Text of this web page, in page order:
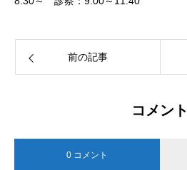
前の記事
コメント
0 コメント